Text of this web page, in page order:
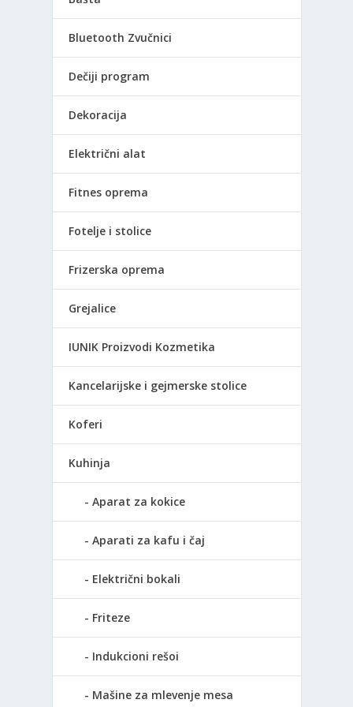
Bluetooth Zvučnici
Dečiji program
Dekoracija
Električni alat
Fitnes oprema
Fotelje i stolice
Frizerska oprema
Grejalice
IUNIK Proizvodi Kozmetika
Kancelarijske i gejmerske stolice
Koferi
Kuhinja
Aparat za kokice
Aparati za kafu i čaj
Električni bokali
Friteze
Indukcioni rešoi
Mašine za mlevenje mesa